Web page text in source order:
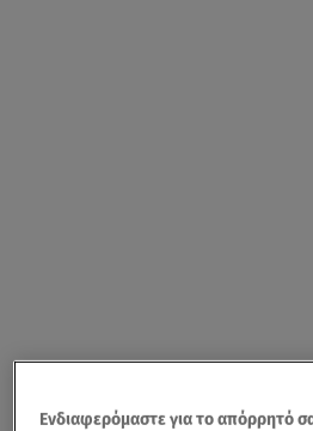
Ενδιαφερόμαστε για το απόρρητό